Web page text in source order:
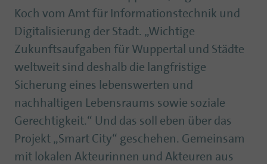
Koch vom Amt für Informationstechnik und
Digitalisierung der Stadt. „Wichtige
Zukunftsaufgaben für Wuppertal und Städte
weltweit sind deshalb die langfristige
Sicherung eines lebenswerten und
nachhaltigen Lebensraums sowie soziale
Gerechtigkeit.“ Und das soll eben über das
Projekt „Smart City“ geschehen. Gemeinsam
mit lokalen Akteurinnen und Akteuren aus